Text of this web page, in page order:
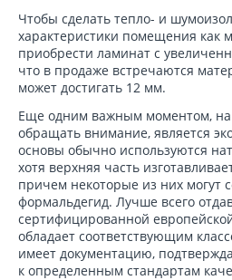
Чтобы сделать тепло- и
характеристики помещения
приобрести ламинат с
что в продаже встречаются
может достигать 12 мм.
Еще одним важным моментом, на
обращать внимание, является
основы обычно используются
хотя верхняя часть
причем некоторые из них могут
формальдегид. Лучше всего
сертифицированной
обладает соответствующим
имеет документацию,
к определенным стандартам